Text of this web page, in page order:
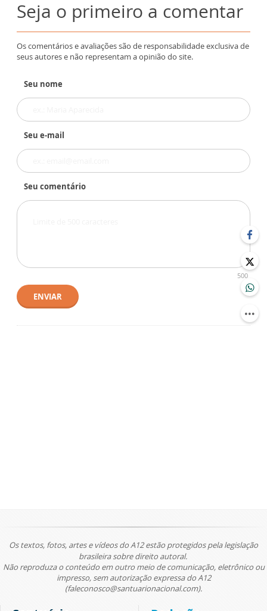
Seja o primeiro a comentar
Os comentários e avaliações são de responsabilidade exclusiva de
seus autores e não representam a opinião do site.
Seu nome
Seu e-mail
Seu comentário
500
ENVIAR
Os textos, fotos, artes e vídeos do A12 estão protegidos pela legislação
brasileira sobre direito autoral.
Não reproduza o conteúdo em outro meio de comunicação, eletrônico ou
impresso, sem autorização expressa do A12
(faleconosco@santuarionacional.com).